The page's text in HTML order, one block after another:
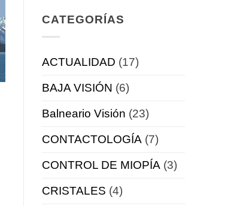
CATEGORÍAS
ACTUALIDAD (17)
BAJA VISIÓN (6)
Balneario Visión (23)
CONTACTOLOGÍA (7)
CONTROL DE MIOPÍA (3)
CRISTALES (4)